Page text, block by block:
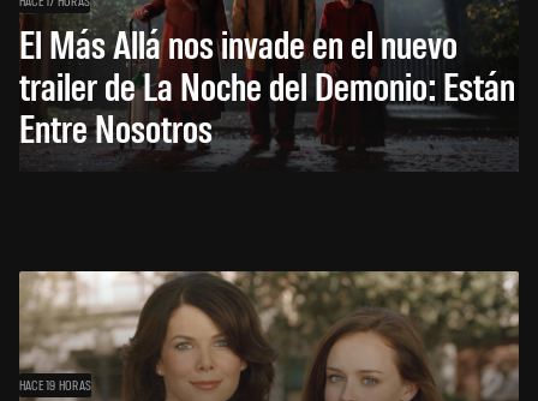
El Más Allá nos invade en el nuevo
trailer de La Noche del Demonio: Están
Entre Nosotros
HACE 19 HORAS